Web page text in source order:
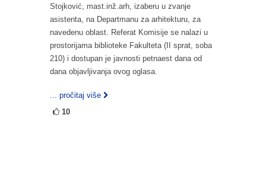
Stojković, mast.inž.arh, izaberu u zvanje
asistenta, na Departmanu za arhitekturu, za
navedenu oblast. Referat Komisije se nalazi u
prostorijama biblioteke Fakulteta (II sprat, soba
210) i dostupan je javnosti petnaest dana od
dana objavljivanja ovog oglasa.
... pročitaj više
10